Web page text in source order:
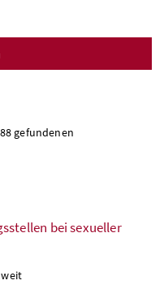
gefundenen
bei sexueller